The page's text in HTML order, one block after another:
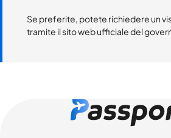
Se preferite, potete richiedere un
tramite il sito web ufficiale del